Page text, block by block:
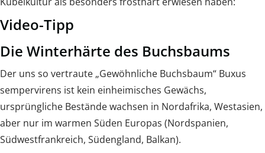
Video-Tipp
Die Winterhärte des Buchsbaums
Der uns so vertraute „Gewöhnliche Buchsbaum“ Buxus
sempervirens ist kein einheimisches Gewächs,
ursprüngliche Bestände wachsen in Nordafrika, Westasien,
aber nur im warmen Süden Europas (Nordspanien,
Südwestfrankreich, Südengland, Balkan).